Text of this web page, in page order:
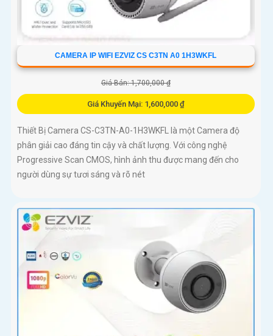
CAMERA IP WIFI EZVIZ CS C3TN A0 1H3WKFL
Giá Bán: 1,700,000 ₫
Giá Khuyến Mại: 1,600,000 ₫
Thiết Bị Camera CS-C3TN-A0-1H3WKFL là một Camera độ
phân giải cao đáng tin cậy và chất lượng. Với công nghệ
Progressive Scan CMOS, hình ảnh thu được mang đến cho
người dùng sự tươi sáng và rõ nét